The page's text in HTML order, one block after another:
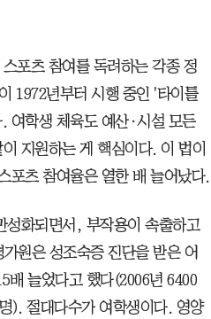
포츠 참여를 독려하는 각종 정
1972년부터 시행 중인 '타이틀
여학생 체육도 예산·시설 모든
지원하는 게 핵심이다. 이 법이
포츠 참여율은 열한 배 늘어났다.
성화되면서, 부작용이 속출하고
원은 성조숙증 진단을 받은 어
배 늘었다고 했다(2006년 6400
). 절대다수가 여학생이다. 영양